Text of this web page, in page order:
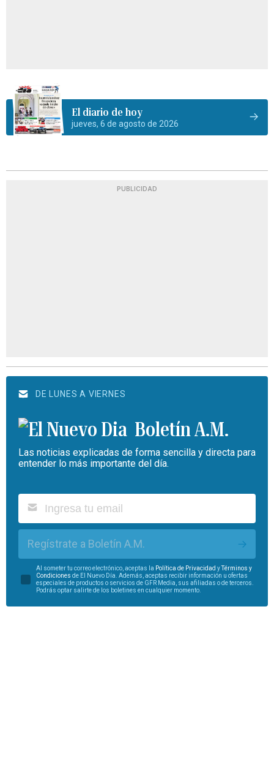
El diario de hoy
jueves, 6 de agosto de 2026
PUBLICIDAD
DE LUNES A VIERNES
Boletín A.M.
Las noticias explicadas de forma sencilla y directa para
entender lo más importante del día.
Regístrate a Boletín A.M.
Al someter tu correo electrónico, aceptas la Política de Privacidad yTérminos y
Condiciones de El Nuevo Día. Además, aceptas recibir información u ofertas
especiales de productos o servicios de GFR Media, sus afiliadas o de terceros.
Podrás optar salirte de los boletines en cualquier momento.